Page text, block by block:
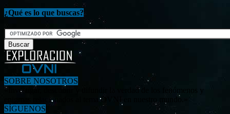
¿Qué es lo que buscas?
SOBRE NOSOTROS
«Investigar, descubrir y difundir la verdad de los fenómenos y
enigmas relacionados al tema OVNI en nuestro mundo.»
SÍGUENOS